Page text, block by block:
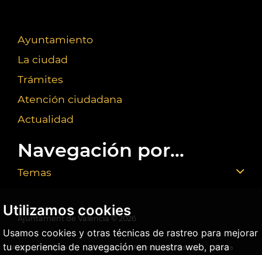
Utilizamos cookies
Usamos cookies y otras técnicas de rastreo para mejorar
tu experiencia de navegación en nuestra web, para
Ayuntamiento
La ciudad
Trámites
Atención ciudadana
Actualidad
Navegación por...
Temas
Ajuntament de València ©2026
Aviso
Política
Política de
Agencia Antifraude
Mapa